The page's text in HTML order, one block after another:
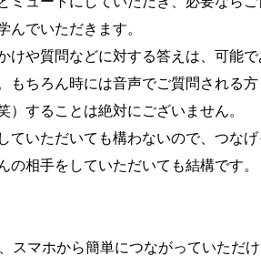
んでいただきます。
けや質問などに対する答えは、可能
もちろん時には音声でご質問される
）することは絶対にございません。
ていただいても構わないので、つな
の相手をしていただいても結構です。
スマホから簡単につながっていただけ